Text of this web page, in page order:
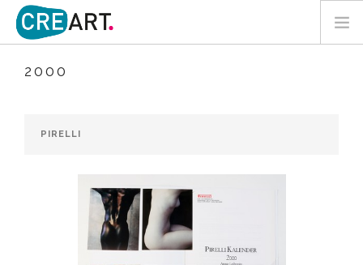
PHOTOGRAPHERS
SEARCH SITE
2000